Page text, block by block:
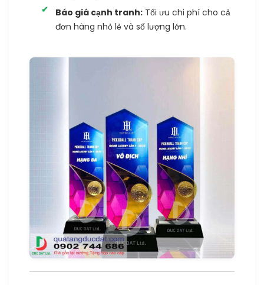
Báo giá cạnh tranh: Tối ưu chi phí cho cả
đơn hàng nhỏ lẻ và số lượng lớn.